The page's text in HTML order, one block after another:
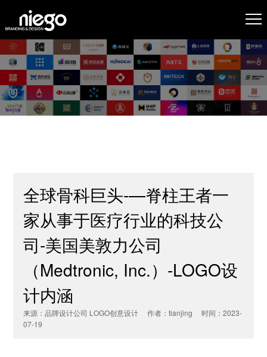
全球骨科巨头-—脊柱王者一
家从事于医疗行业的科技公
司-美国美敦力公司
（Medtronic, Inc.）-LOGO设
计内涵
来源：品牌设计公司 LOGO创意设计 作者：tianjing 时间：2023-
07-19